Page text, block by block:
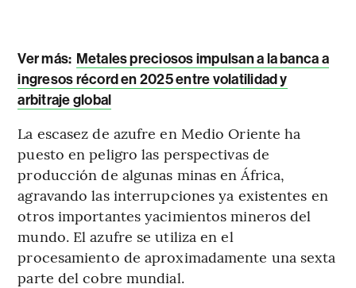
Ver más: Metales preciosos impulsan a la banca a
ingresos récord en 2025 entre volatilidad y
arbitraje global
La escasez de azufre en Medio Oriente ha
puesto en peligro las perspectivas de
producción de algunas minas en África,
agravando las interrupciones ya existentes en
otros importantes yacimientos mineros del
mundo. El azufre se utiliza en el
procesamiento de aproximadamente una sexta
parte del cobre mundial.